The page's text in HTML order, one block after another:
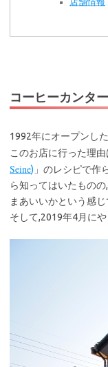
コーヒーカンタ
1992年にオープンし
このお店に行った理由
Seine) 」のレシピで作
ら知ってはいたもの
まあいいかという感
そして,2019年4月にや